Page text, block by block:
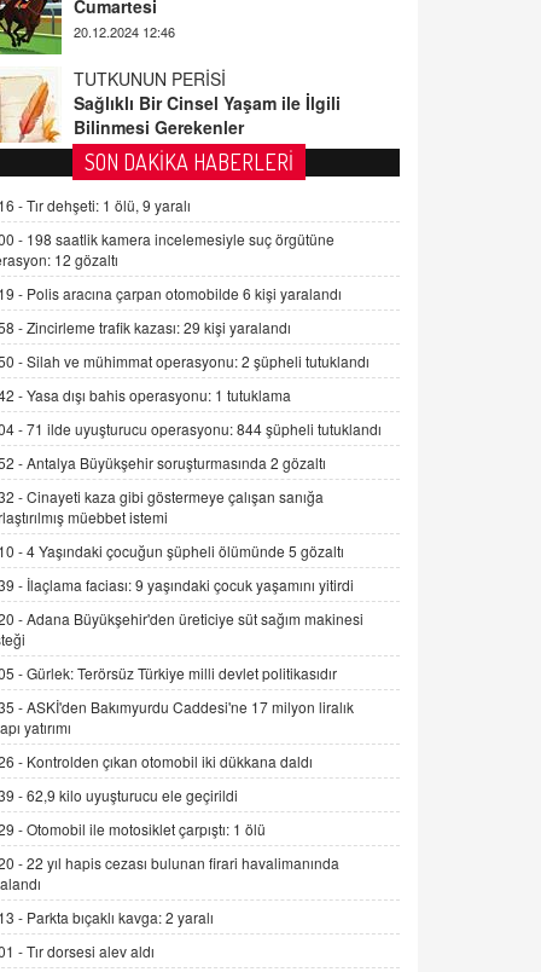
TUTKUNUN PERİSİ
Bilinmesi Gerekenler
08.11.2024 13:16
FARUK ÖNALAN
Tezkere Onaylanmasaydı…
2 Kasım 2021 Salı 00:11
AV. DOĞAN CAN DOĞAN
Kişisel verilerin korunması ve dijital
hukukun gelişimi
15.09.2025 16:17
SEHER EREK
Kış Ayları Geldi, Hangi Önlemler
Alınmalı?
9.12.2025 10:11
İNCİ GÜL AKÖL
Trump Keşke Adana'yı da Ziyaret Etse...
06.07.2026 13:00
Esed Destekçilerinin Yüzüne Vurulan
Şamar: Sednaya
11.12.2024 12:30
DR. EKREM ASLAN
Gerçek Ne, Algı Ne? "Beraber
Yürüyoruz" Cümlesinin Peşinden
19.07.2025 12:45
Şifacının Yolu
04.11.2025 12:56
SON DAKİKA HABERLERİ
-Tır dehşeti: 1 ölü, 9 yaralı
- 198 saatlik kamera incelemesiyle suç örgütüne
12 gözaltı
- Polis aracına çarpan otomobilde 6 kişi yaralandı
-Zincirleme trafik kazası: 29 kişi yaralandı
-Silah ve mühimmat operasyonu: 2 şüpheli tutuklandı
-Yasa dışı bahis operasyonu: 1 tutuklama
-71 ilde uyuşturucu operasyonu: 844 şüpheli tutuklandı
-Antalya Büyükşehir soruşturmasında 2 gözaltı
-Cinayeti kaza gibi göstermeye çalışan sanığa
müebbet istemi
-4 Yaşındaki çocuğun şüpheli ölümünde 5 gözaltı
- İlaçlama faciası: 9 yaşındaki çocuk yaşamını yitirdi
-Adana Büyükşehir'den üreticiye süt sağım makinesi
-Gürlek: Terörsüz Türkiye milli devlet politikasıdır
-ASKİ'den Bakımyurdu Caddesi'ne 17 milyon liralık
yatırımı
- Kontrolden çıkan otomobil iki dükkana daldı
-62,9 kilo uyuşturucu ele geçirildi
-Otomobil ile motosiklet çarpıştı: 1 ölü
-22 yıl hapis cezası bulunan firari havalimanında
- Parkta bıçaklı kavga: 2 yaralı
-Tır dorsesi alev aldı